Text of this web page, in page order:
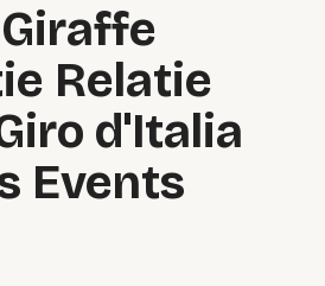
Relatie
d'Italia
Events